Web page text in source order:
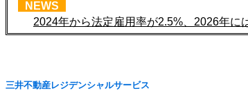
NEWS
2024年から法定雇用率が2.5%、2026年に
三井不動産レジデンシャルサービス